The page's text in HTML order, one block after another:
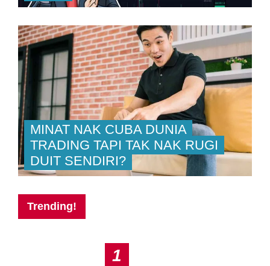
MINAT NAK CUBA DUNIA
TRADING TAPI TAK NAK RUGI
DUIT SENDIRI?
Trending!
1